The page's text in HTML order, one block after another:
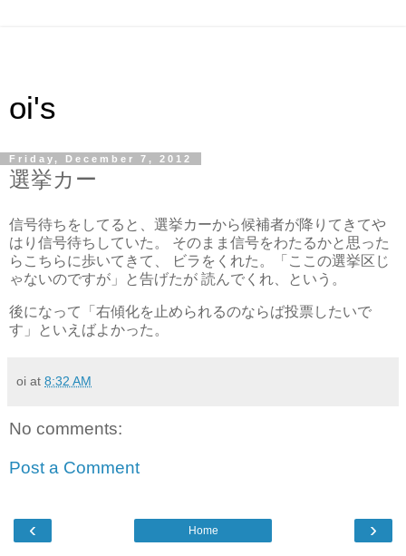
oi's
Friday, December 7, 2012
選挙カー
信号待ちをしてると、選挙カーから候補者が降りてきてや
はり信号待ちしていた。 そのまま信号をわたるかと思った
らこちらに歩いてきて、 ビラをくれた。「ここの選挙区じ
ゃないのですが」と告げたが 読んでくれ、という。
後になって「右傾化を止められるのならば投票したいで
す」といえばよかった。
oi at 8:32 AM
No comments:
Post a Comment
‹ ›
Home